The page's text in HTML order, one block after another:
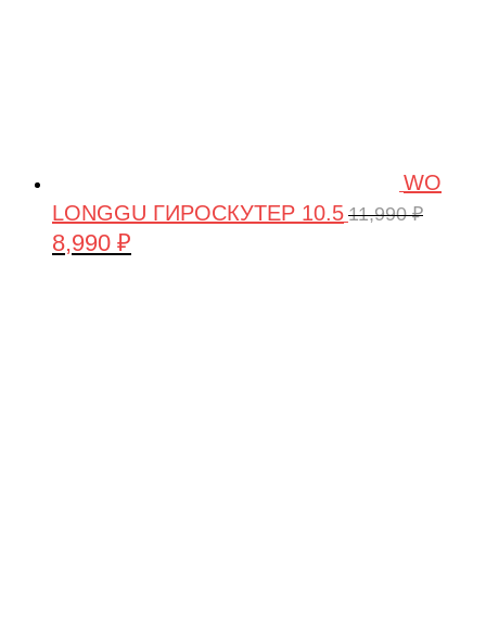
WO
LONGGU ГИРОСКУТЕР 10.5 11,990₽
Первоначальная
8,990 ₽